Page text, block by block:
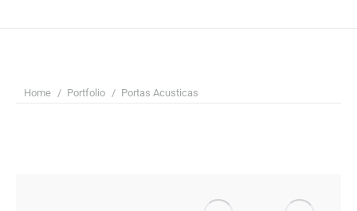
You are here:
Home Portfolio Portas Acusticas